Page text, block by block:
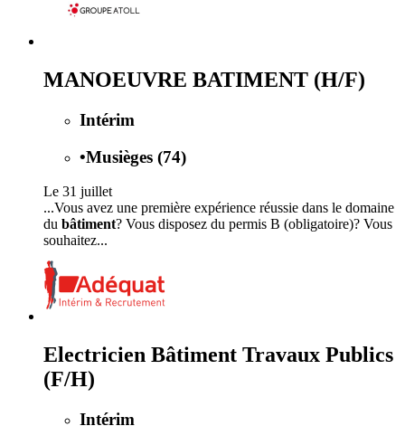
MANOEUVRE BATIMENT (H/F)
Intérim
•Musièges (74)
Le 31 juillet
...Vous avez une première expérience réussie dans le domaine
du bâtiment? Vous disposez du permis B (obligatoire)? Vous
souhaitez...
Electricien Bâtiment Travaux Publics
(F/H)
Intérim